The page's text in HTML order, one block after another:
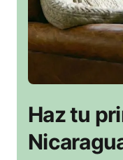
Haz tu